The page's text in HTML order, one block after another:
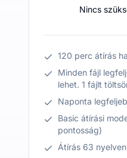
Nincs
120 perc átírás
Minden fájl
lehet. 1 fájlt
Naponta
Basic átírási
pontosság)
Átírás 63 nyelven